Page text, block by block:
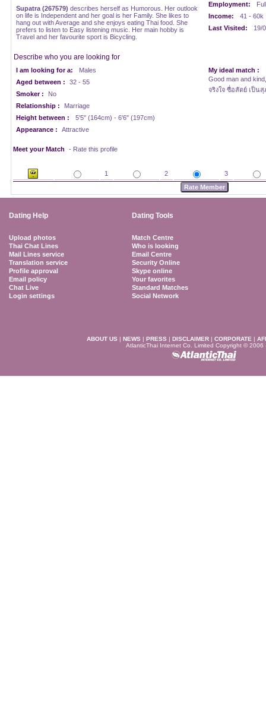
Supatra (267579) describes herself as Humorous. Her outlook
on life is Independent and her goal is her Family. She likes to
hang out with Average and she enjoys eating Thai food. She
prefers to listen to Easy listening music. Her main hobby is
Travel and her favourite sport is Bicycling.
Employment:
Income:
41 - 60k
Last Visited:
19/
Describe who you are looking for
I am looking for a:
Males
Aged between :
32 - 55
Smoker :
No
Relationship :
Marriage
Height between :
5'5" (164cm) - 6'6" (197cm)
Appearance :
Attractive
My ideal match :
Good man and
จริงใจ ซื่อสัตย์ เป็น
Meet your Match - Rate this profile
1 2 3
Dating Help Dating Tools
Upload photos
Thai Chat Lines
Mail Lines service
Translation service
Profile approval
Email policy
Chat Live
Login settings
Match Centre
Who is looking
Email Centre
Security Online
Skype online
Your favorites
Standard Matches
Social Network
ABOUT US | NEWS | PRESS | DISCLAIMER | CORPORATE |
AtlanticThai Internet Co. Limited Copyright © 2006